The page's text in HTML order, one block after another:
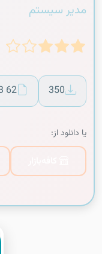
مدیر سیستم
350
62 MB
یا دانلود از: